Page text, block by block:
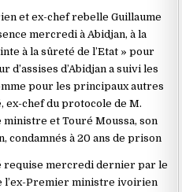
et ex-chef rebelle Guillaume
mercredi à Abidjan, à la
à la sûreté de l’Etat » pour
d’assises d’Abidjan a suivi les
pour les principaux autres
ex-chef du protocole de M.
ministre et Touré Moussa, son
condamnés à 20 ans de prison
requise mercredi dernier par le
l’ex-Premier ministre ivoirien